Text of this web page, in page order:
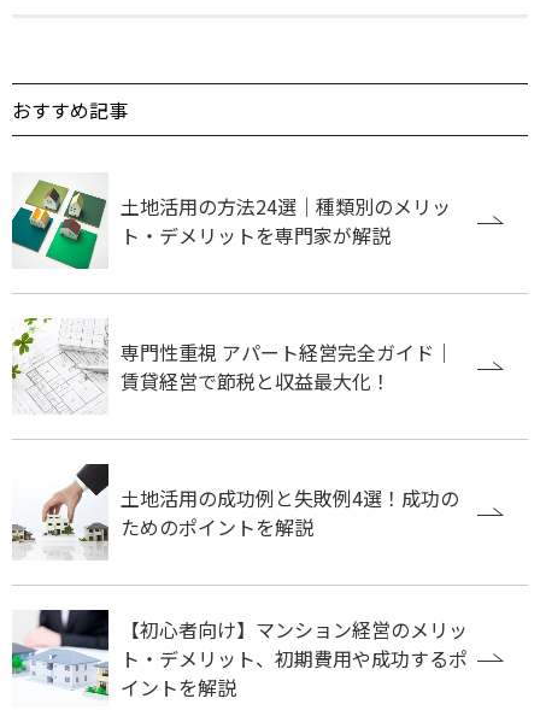
おすすめ記事
土地活用の方法24選｜種類別のメリッ
ト・デメリットを専門家が解説
専門性重視 アパート経営完全ガイド｜
賃貸経営で節税と収益最大化！
土地活用の成功例と失敗例4選！成功の
ためのポイントを解説
【初心者向け】マンション経営のメリッ
ト・デメリット、初期費用や成功するポ
イントを解説